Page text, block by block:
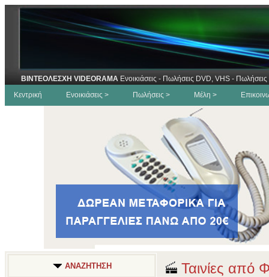
ΒΙΝΤΕΟΛΕΣΧΗ VIDEORAMA Ενοικιάσεις - Πωλήσεις DVD, VHS -
Κεντρική
Ενοικιάσεις > Πωλήσεις > Μέλη >
ΑΝΑΖΗΤΗΣΗ Ταινίες από